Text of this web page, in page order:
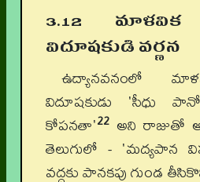
3.12 మాళవిక
విదూషకుడి వర్ణన
ఉద్యానవనంలో
విదూషకుడు 'సీధు
కోపనతా'22 అని రాజుతో
తెలుగులో - 'మద్యపాన
వద్దకు పానకపు గుండ